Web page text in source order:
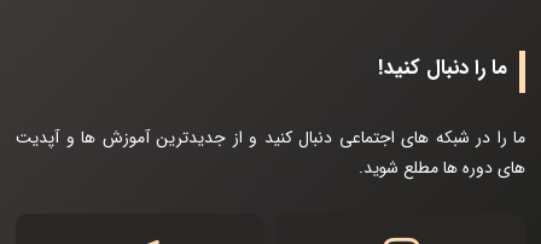
ما را دنبال کنید!
ما را در شبکه های اجتماعی دنبال کنید و از جدیدترین آموزش ها و آپدیت
های دوره ها مطلع شوید.